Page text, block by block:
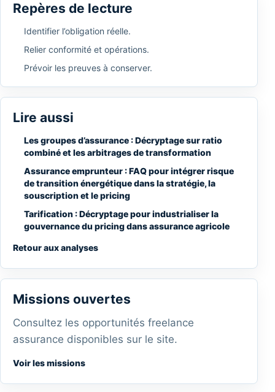
Repères de lecture
Identifier l’obligation réelle.
Relier conformité et opérations.
Prévoir les preuves à conserver.
Lire aussi
Les groupes d’assurance : Décryptage sur ratio
combiné et les arbitrages de transformation
Assurance emprunteur : FAQ pour intégrer risque
de transition énergétique dans la stratégie, la
souscription et le pricing
Tarification : Décryptage pour industrialiser la
gouvernance du pricing dans assurance agricole
Retour aux analyses
Missions ouvertes
Consultez les opportunités freelance
assurance disponibles sur le site.
Voir les missions